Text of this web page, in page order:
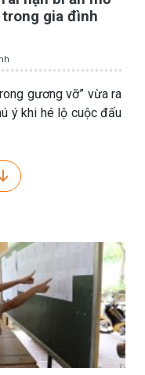
gia đình
gương vỡ” vừa ra
ý khi hé lộ cuộc đấu